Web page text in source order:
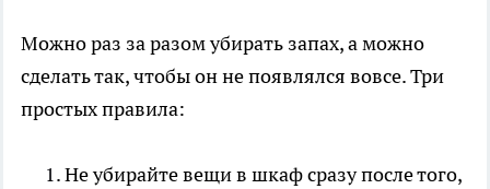
Можно раз за разом убирать запах, а можно
сделать так, чтобы он не появлялся вовсе. Три
простых правила:
Не убирайте вещи в шкаф сразу после того,